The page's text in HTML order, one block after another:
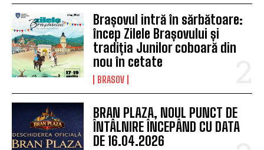
Brașovul intră în sărbătoare:
încep Zilele Brașovului și
tradiția Junilor coboară din
nou în cetate
BRASOV
BRAN PLAZA, NOUL PUNCT DE
ÎNTÂLNIRE ÎNCEPÂND CU DATA
DE 16.04.2026